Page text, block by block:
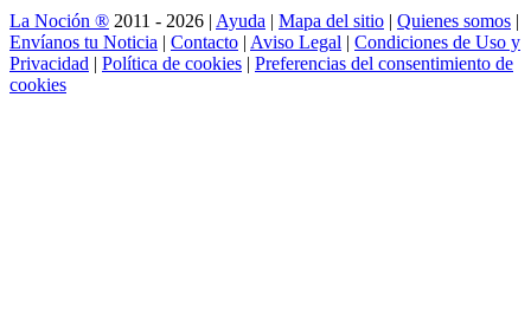
La Noción ® 2011 - 2026 | Ayuda | Mapa del sitio | Quienes somos |
Envíanos tu Noticia | Contacto | Aviso Legal | Condiciones de Uso y
Privacidad | Política de cookies | Preferencias del consentimiento de
cookies